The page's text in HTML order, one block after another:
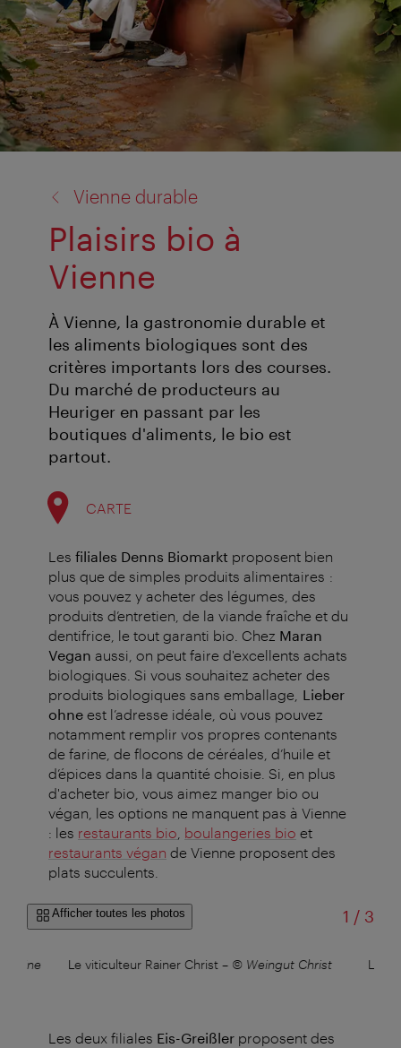
Vienne durable
Plaisirs bio à
Vienne
À Vienne, la gastronomie durable et
les aliments biologiques sont des
critères importants lors des courses.
Du marché de producteurs au
Heuriger en passant par les
boutiques d'aliments, le bio est
partout.
CARTE
Les filiales Denns Biomarkt proposent bien
plus que de simples produits alimentaires :
vous pouvez y acheter des légumes, des
produits d’entretien, de la viande fraîche et du
dentifrice, le tout garanti bio. Chez Maran
Vegan aussi, on peut faire d'excellents achats
biologiques. Si vous souhaitez acheter des
produits biologiques sans emballage, Lieber
ohne est l’adresse idéale, où vous pouvez
notamment remplir vos propres contenants
de farine, de flocons de céréales, d’huile et
d’épices dans la quantité choisie. Si, en plus
d'acheter bio, vous aimez manger bio ou
végan, les options ne manquent pas à Vienne
: les restaurants bio boulangeries bio et
restaurants végan de Vienne proposent des
plats succulents.
Afficher toutes les photos 1 /sur
3
Le viticulteur Rainer Christ – © Weingut Christ Le
Les deux filiales Eis-Greißler proposent des